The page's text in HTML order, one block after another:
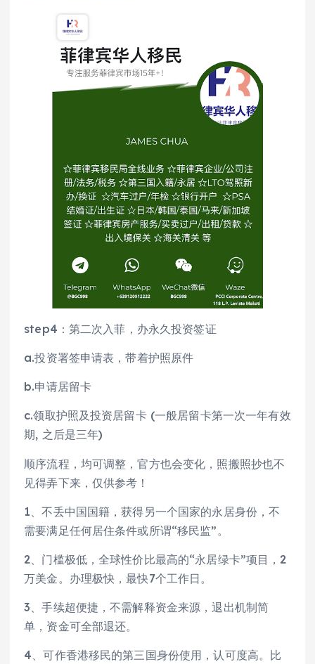
step4：第二次入菲，办永久投资签证
a.投资署签申请表，带着护照原件
b.申请居留卡
c.领取护照及投资居留卡 (一般居留卡第一次一年有效
期, 之后是三年)
顺序流程，均可调整，官方也会变化，照搬照抄也不
见得弄下来，仅供参考！
1、不丢中国国籍，获得另一个国家的永居身份，不
需要满足任何居住条件或所谓“移民监”。
2、门槛极低，全球性价比最高的“永居绿卡”项目，2
万美金。办理极快，最快7个工作日。
3、手续超便捷，不需解释资金来源，退出机制简
单，资金可全部退还。
4、可作香港移民的第三国身份使用，认可度高。比